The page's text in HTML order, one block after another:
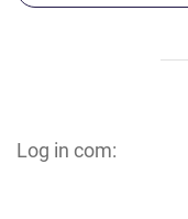
Log in com: